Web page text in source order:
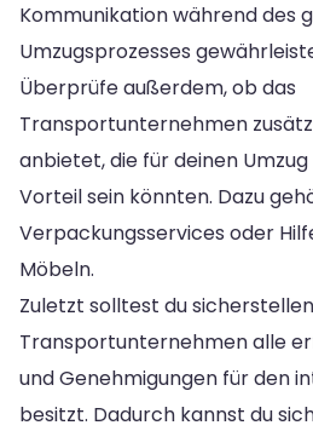
Kommunikation während des
Umzugsprozesses
Überprüfe außerdem, ob das
Transportunternehmen
anbietet, die für deinen
Vorteil sein könnten. Dazu
Verpackungsservices oder
Möbeln.
Zuletzt solltest du
Transportunternehmen alle
und Genehmigungen für den
besitzt. Dadurch kannst du